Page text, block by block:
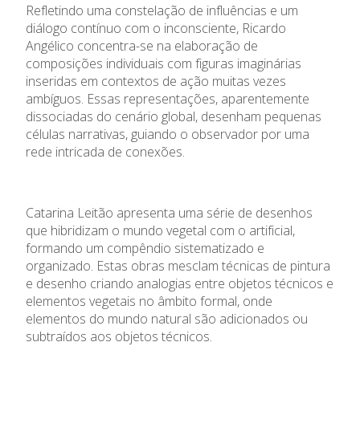
Refletindo uma constelação de influências e um
diálogo contínuo com o inconsciente, Ricardo
Angélico concentra-se na elaboração de
composições individuais com figuras imaginárias
inseridas em contextos de ação muitas vezes
ambíguos. Essas representações, aparentemente
dissociadas do cenário global, desenham pequenas
células narrativas, guiando o observador por uma
rede intricada de conexões.
Catarina Leitão apresenta uma série de desenhos
que hibridizam o mundo vegetal com o artificial,
formando um compêndio sistematizado e
organizado. Estas obras mesclam técnicas de pintura
e desenho criando analogias entre objetos técnicos e
elementos vegetais no âmbito formal, onde
elementos do mundo natural são adicionados ou
subtraídos aos objetos técnicos.